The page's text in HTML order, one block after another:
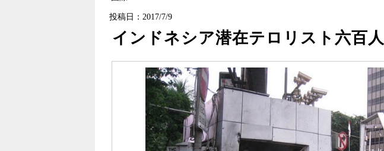
投稿日：2017/7/9
インドネシア潜在テロリスト六百人